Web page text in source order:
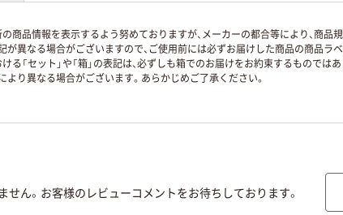
商品情報を表示するよう努めておりますが、メーカーの都合等により、商品
が異なる場合がございますので、ご使用前には必ずお届けした商品の商品ラ
る「セット」や「箱」の表記は、必ずしも箱でのお届けをお約束するものではあ
り異なる場合がございます。あらかじめご了承ください。
せん。お客様のレビューコメントをお待ちしております。